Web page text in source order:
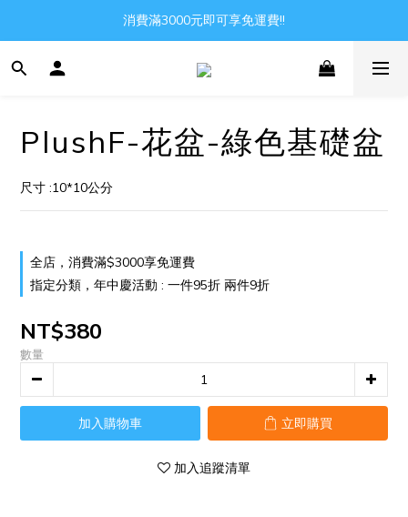
Gather all the joys in the world
消費滿3000元即可享免運費!!
Gather all the joys in the world
PlushF-花盆-綠色基礎盆
尺寸 :10*10公分
全店，消費滿$3000享免運費
指定分類，年中慶活動 : 一件95折 兩件9折
NT$380
數量
加入購物車 立即購買
加入追蹤清單